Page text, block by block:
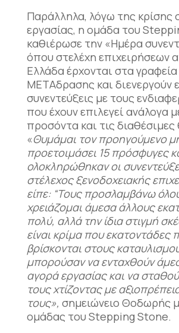
Παράλληλα, λόγω της κρίσης
εργασίας, η ομάδα του
καθιέρωσε την «Ημέρα
όπου στελέχη επιχειρήσεων
Ελλάδα έρχονται στα
ΜΕΤΑδρασης και διενεργούν
συνεντεύξεις με τους
που έχουν επιλεγεί ανάλογα
προσόντα και τις διαθέσιμες
«Θυμάμαι τον προηγούμενο
προετοιμάσει 15 πρόσφυγες
ολοκληρώθηκαν οι
στέλεχος ξενοδοχειακής
είπε: “Τους προσλαμβάνω
χρειάζομαι άμεσα άλλους
πολύ, αλλά την ίδια στιγμή
είναι κρίμα που εκατοντάδες
βρίσκονται στους
μπορούσαν να ενταχθούν
αγορά εργασίας και να
τους χτίζοντας με
τους», σημειώνειο Θοδωρής
ομάδας του Stepping Stone.